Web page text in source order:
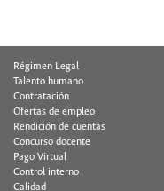
Régimen Legal
Talento humano
Contratación
Ofertas de empleo
Rendición de cuentas
Concurso docente
Pago Virtual
Control interno
Calidad